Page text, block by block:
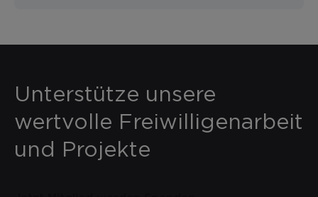
Unterstütze unsere
wertvolle Freiwilligenarbeit
und Projekte